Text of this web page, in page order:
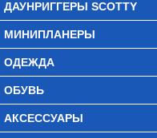
ДАУНРИГГЕРЫ SCOTTY
МИНИПЛАНЕРЫ
ОДЕЖДА
ОБУВЬ
АКСЕССУАРЫ